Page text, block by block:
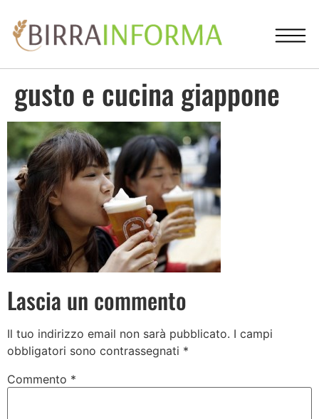
gusto e cucina giappone
Lascia un commento
Il tuo indirizzo email non sarà pubblicato. I campi
obbligatori sono contrassegnati *
Commento *